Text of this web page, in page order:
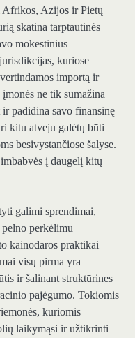
Afrikos, Azijos ir Pietų
skatina tarptautinės
mokestinius
kuriose
importą ir
ne tik sumažina
padidina savo finansinę
kitu atveju galėtų būti
besivystančiose šalyse.
į daugelį kitų
galimi sprendimai,
perkėlimu
kainodaros praktikai
visų pirma yra
ir šalinant struktūrines
pajėgumo. Tokiomis
kuriomis
laikymąsi ir užtikrinti